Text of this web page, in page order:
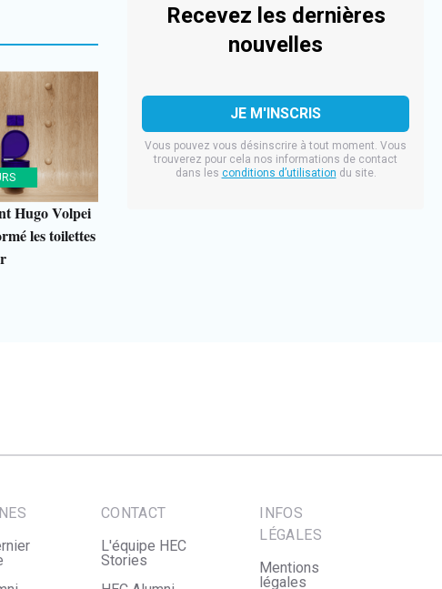
Hugo Volpei
les toilettes
Recevez les dernières
nouvelles
Vous pouvez vous désinscrire à tout moment. Vous
trouverez pour cela nos informations de contact
dans les conditions d’utilisation du site.
CONTACT
L'équipe HEC
Stories
INFOS
LÉGALES
Mentions
légales